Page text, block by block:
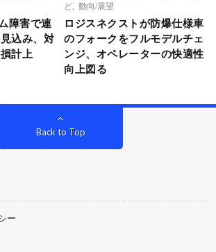
障害で連
込み、対
計上
ど
動向/展望
ロジスネクストが防爆仕様車
のフォークをフルモデルチェ
ンジ、オペレーターの快適性
向上図る
Back to Top
ー